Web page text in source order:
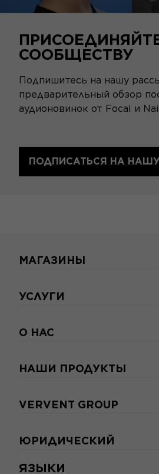
СООБЩЕСТВУ
Подпишитесь на нашу
предварительный обзор
аудионовинок от Focal и
ПОДПИСАТЬСЯ НА
ЯЗЫКИ
МАГАЗИНЫ
УСЛУГИ
О НАС
НАШИ ПРОДУКТЫ
VERVENT GROUP
ЮРИДИЧЕСКИЙ